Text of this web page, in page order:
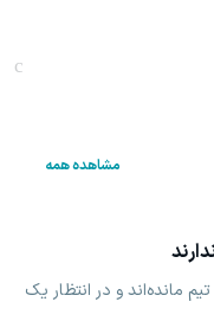
مشاهده همه
مانده‌اند و در انتظار یک